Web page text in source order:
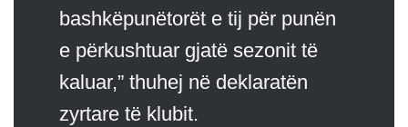
bashkëpunëtorët e tij për punën
e përkushtuar gjatë sezonit të
kaluar,” thuhej në deklaratën
zyrtare të klubit.